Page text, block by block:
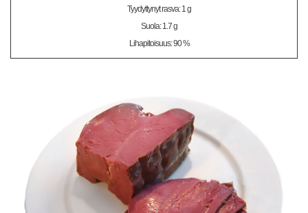
Tyydyttynyt rasva: 1 g
Suola: 1.7 g
Lihapitoisuus: 90 %